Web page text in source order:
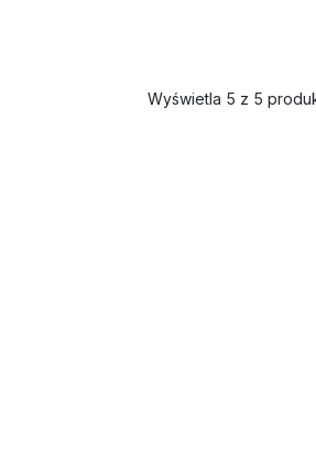
Wyświetla 5 z 5